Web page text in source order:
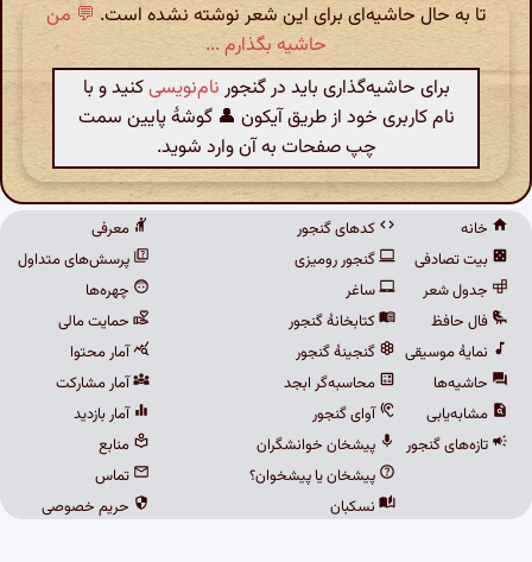
تا به حال حاشیه‌ای برای این شعر نوشته نشده است. 💬 من
حاشیه بگذارم ...
برای حاشیه‌گذاری باید در گنجور نام‌نویسیکنید و با
نام کاربری خود از طریق آیکون 👤 گوشهٔ پایین سمت
چپ صفحات به آن وارد شوید.
خانه
بیت تصادفی
جدول شعر
فال حافظ
نمایهٔ موسیقی
حاشیه‌ها
مشابه‌یابی
تازه‌های گنجور
کدهای گنجور
گنجور رومیزی
ساغر
کتابخانهٔ گنجور
گنجینهٔ گنجور
محاسبه‌گر ابجد
آوای گنجور
پیشخان خوانشگران
پیشخان یا پیشخوان؟
نسکبان
معرفی
پرسش‌های متداول
چهره‌ها
حمایت مالی
آمار محتوا
آمار مشارکت
آمار بازدید
منابع
تماس
حریم خصوصی